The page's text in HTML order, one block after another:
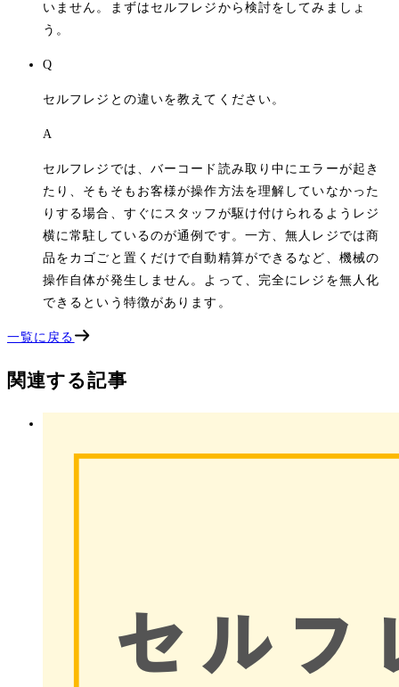
いません。まずはセルフレジから検討をしてみましょ
う。
Q
セルフレジとの違いを教えてください。
A
セルフレジでは、バーコード読み取り中にエラーが起き
たり、そもそもお客様が操作方法を理解していなかった
りする場合、すぐにスタッフが駆け付けられるようレジ
横に常駐しているのが通例です。一方、無人レジでは商
品をカゴごと置くだけで自動精算ができるなど、機械の
操作自体が発生しません。よって、完全にレジを無人化
できるという特徴があります。
一覧に戻る
関連する記事